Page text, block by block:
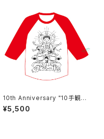
10th Anniversary "10手観音"
ラグラン
¥5,500